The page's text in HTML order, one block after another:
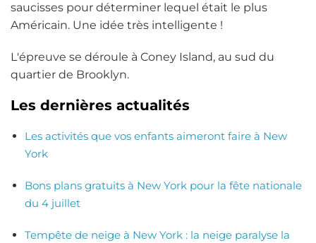
saucisses pour déterminer lequel était le plus
Américain. Une idée très intelligente !
L'épreuve se déroule à Coney Island, au sud du
quartier de Brooklyn.
Les dernières actualités
Les activités que vos enfants aimeront faire à New
York
Bons plans gratuits à New York pour la fête nationale
du 4 juillet
Tempête de neige à New York : la neige paralyse la